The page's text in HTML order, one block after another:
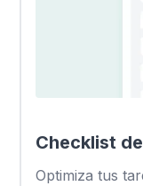
Checklist
Optimiza tus